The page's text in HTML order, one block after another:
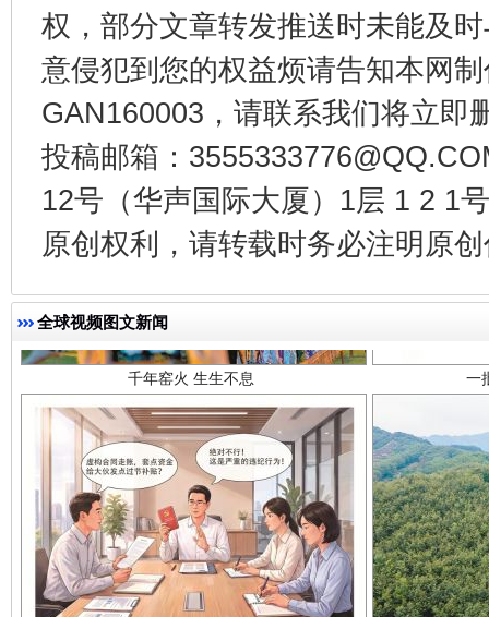
权，部分文章转发推送时未能及
意侵犯到您的权益烦请告知本网
GAN160003，请联系我们将立即
投稿邮箱：
12号（华声国际大厦）1层 1 2 1
原创权利，请转载时务必注明原
全球视频图文新闻
揭开“小金库”的免责幌子